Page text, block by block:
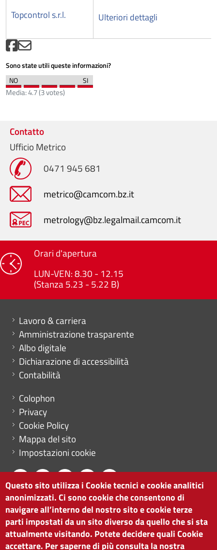
Topcontrol s.r.l. Ulteriori dettagli
Sono state utili queste informazioni?
Media:4.7(3votes)
Contatto
Ufficio Metrico
0471 945 681
metrico@camcom.bz.it
metrology@bz.legalmail.camcom.it
Orari d'apertura
LUN-VEN: 8.30 - 12.15
(Stanza 5.23 - 5.22 B)
Mini menu di servizio
Lavoro & carriera
Amministrazione trasparente
Albo digitale
Dichiarazione di accessibilità
Contabilità
Menu footer
Colophon
Privacy
Cookie Policy
Mappa del sito
Impostazioni cookie
CAMERA DI COMMERCIO DI BOLZANO
via Alto Adige 60 | I-39100 Bolzano
tel. 0471 945 511 |info@camcom.bz.it
Partita IVA: 00376420212
Questo sito utilizza i Cookie tecnici e cookie analitici
anonimizzati. Ci sono cookie che consentono di
navigare all’interno del nostro sito e cookie terze
parti impostati da un sito diverso da quello che si sta
attualmente visitando. Potete decidere quali Cookie
accettare. Per saperne di più consulta la nostra